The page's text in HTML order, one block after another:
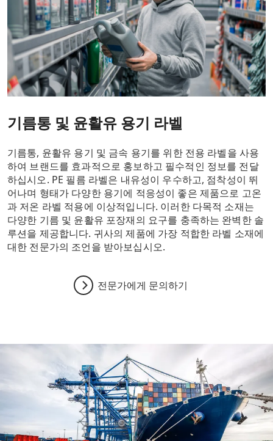
기름통 및 윤활유 용기 라벨
기름통, 윤활유 용기 및 금속 용기를 위한 전용 라벨을 사용
하여 브랜드를 효과적으로 홍보하고 필수적인 정보를 전달
하십시오. PE 필름 라벨은 내유성이 우수하고, 점착성이 뛰
어나며 형태가 다양한 용기에 적응성이 좋은 제품으로 고온
과 저온 라벨 적용에 이상적입니다. 이러한 다목적 소재는
다양한 기름 및 윤활유 포장재의 요구를 충족하는 완벽한 솔
루션을 제공합니다. 귀사의 제품에 가장 적합한 라벨 소재에
대한 전문가의 조언을 받아보십시오.
전문가에게 문의하기